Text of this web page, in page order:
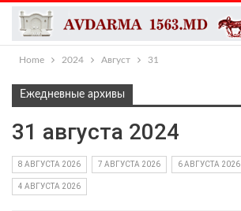
Home 2024 Август 31
Ежедневные архивы
31 августа 2024
8 АВГУСТА 2026 7 АВГУСТА 2026 6 АВГУСТА 2026
4 АВГУСТА 2026